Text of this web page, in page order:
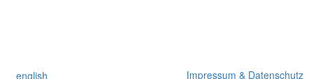
english Impressum & Datenschutz